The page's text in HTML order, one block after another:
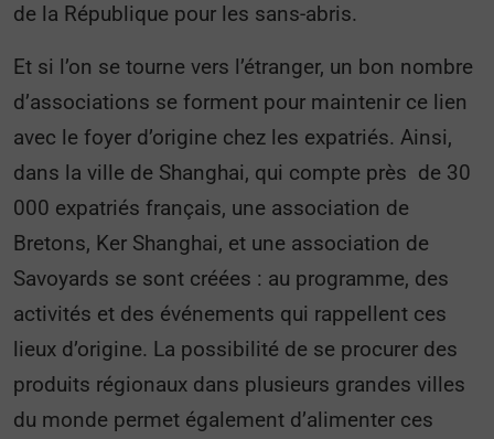
de la République pour les sans-abris.
Et si l’on se tourne vers l’étranger, un bon nombre
d’associations se forment pour maintenir ce lien
avec le foyer d’origine chez les expatriés. Ainsi,
dans la ville de Shanghai, qui compte près de 30
000 expatriés français, une association de
Bretons, Ker Shanghai, et une association de
Savoyards se sont créées : au programme, des
activités et des événements qui rappellent ces
lieux d’origine. La possibilité de se procurer des
produits régionaux dans plusieurs grandes villes
du monde permet également d’alimenter ces